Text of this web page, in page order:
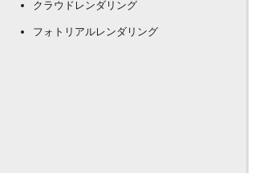
クラウドレンダリング
フォトリアルレンダリング